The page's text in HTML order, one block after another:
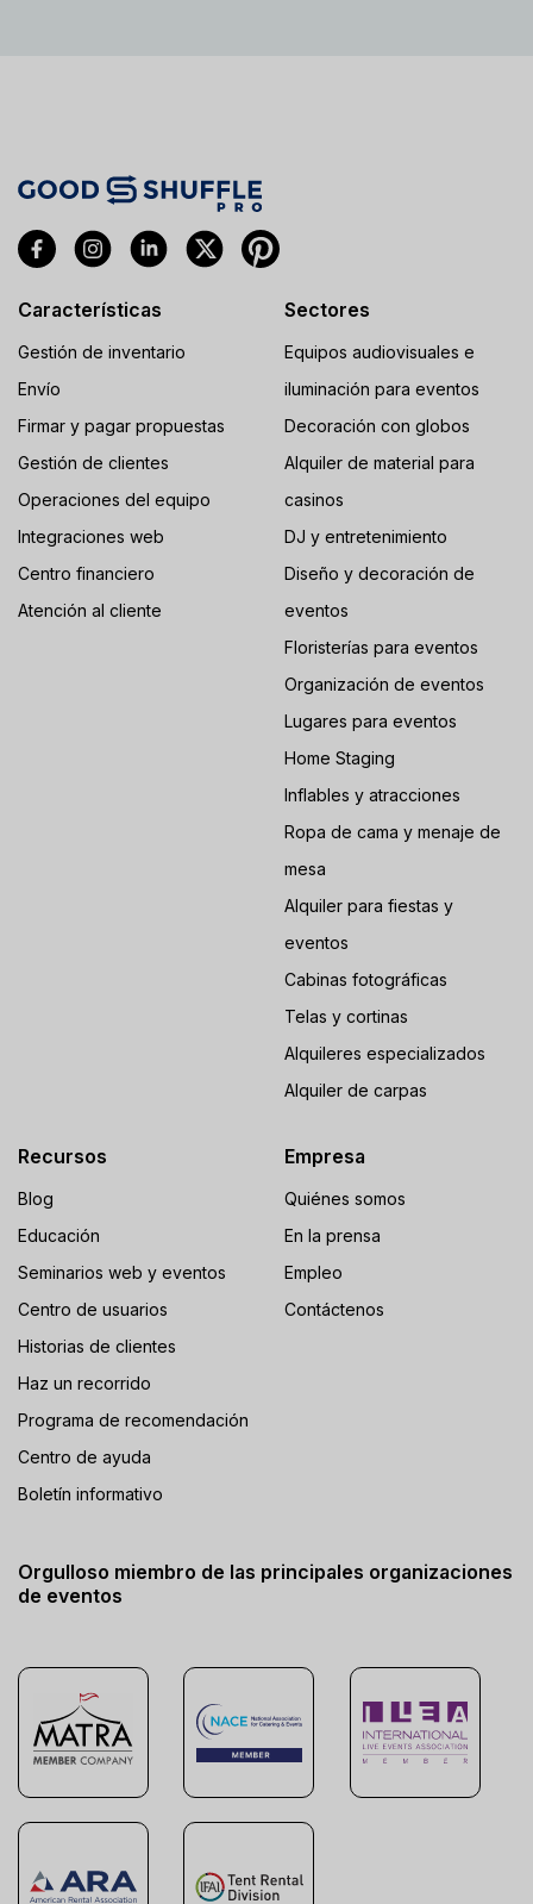
Características
Gestión de inventario
Envío
Firmar y pagar propuestas
Gestión de clientes
Operaciones del equipo
Integraciones web
Centro financiero
Atención al cliente
Sectores
Equipos audiovisuales e
iluminación para eventos
Decoración con globos
Alquiler de material para
casinos
DJ y entretenimiento
Diseño y decoración de
eventos
Floristerías para eventos
Organización de eventos
Lugares para eventos
Home Staging
Inflables y atracciones
Ropa de cama y menaje de
mesa
Alquiler para fiestas y
eventos
Cabinas fotográficas
Telas y cortinas
Alquileres especializados
Alquiler de carpas
Recursos
Blog
Educación
Seminarios web y eventos
Centro de usuarios
Historias de clientes
Haz un recorrido
Programa de recomendación
Centro de ayuda
Boletín informativo
Empresa
Quiénes somos
En la prensa
Empleo
Contáctenos
Orgulloso miembro de las principales organizaciones
de eventos